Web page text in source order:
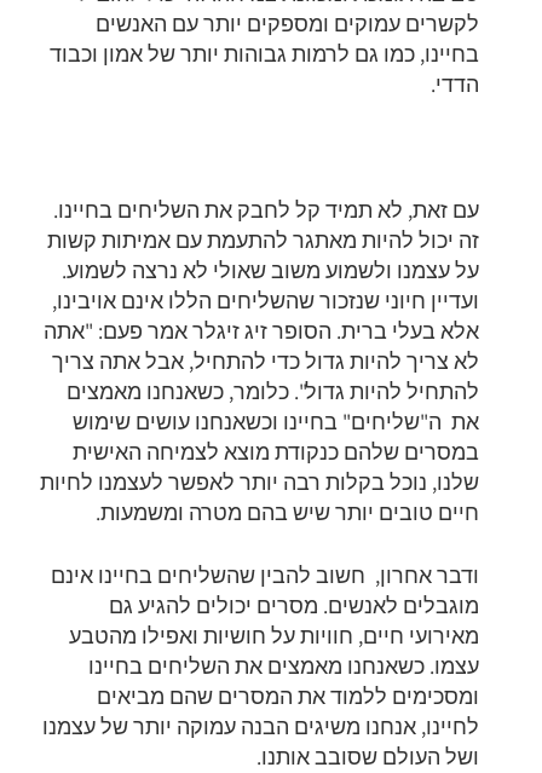
לקשרים עמוקים ומספקים יותר עם האנשים
בחיינו, כמו גם לרמות גבוהות יותר של אמון וכבוד
הדדי.
עם זאת, לא תמיד קל לחבק את השליחים בחיינו.
זה יכול להיות מאתגר להתעמת עם אמיתות קשות
על עצמנו ולשמוע משוב שאולי לא נרצה לשמוע.
ועדיין חיוני שנזכור שהשליחים הללו אינם אויבינו,
אלא בעלי ברית. הסופר זיג זיגלר אמר פעם: "אתה
לא צריך להיות גדול כדי להתחיל, אבל אתה צריך
להתחיל להיות גדול". כלומר, כשאנחנו מאמצים
את ה"שליחים" בחיינו וכשאנחנו עושים שימוש
במסרים שלהם כנקודת מוצא לצמיחה האישית
שלנו, נוכל בקלות רבה יותר לאפשר לעצמנו לחיות
חיים טובים יותר שיש בהם מטרה ומשמעות.
ודבר אחרון, חשוב להבין שהשליחים בחיינו אינם
מוגבלים לאנשים. מסרים יכולים להגיע גם
מאירועי חיים, חוויות על חושיות ואפילו מהטבע
עצמו. כשאנחנו מאמצים את השליחים בחיינו
ומסכימים ללמוד את המסרים שהם מביאים
לחיינו, אנחנו משיגים הבנה עמוקה יותר של עצמנו
ושל העולם שסובב אותנו.